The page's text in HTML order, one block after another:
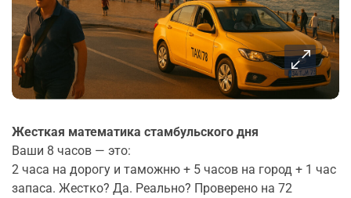
Жесткая математика стамбульского дня
Ваши 8 часов — это:
2 часа на дорогу и таможню + 5 часов на город + 1 час
запаса. Жестко? Да. Реально? Проверено на 72